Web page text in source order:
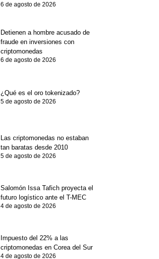
6 de agosto de 2026
Detienen a hombre acusado de
fraude en inversiones con
criptomonedas
6 de agosto de 2026
¿Qué es el oro tokenizado?
5 de agosto de 2026
Las criptomonedas no estaban
tan baratas desde 2010
5 de agosto de 2026
Salomón Issa Tafich proyecta el
futuro logístico ante el T-MEC
4 de agosto de 2026
Impuesto del 22% a las
criptomonedas en Corea del Sur
4 de agosto de 2026